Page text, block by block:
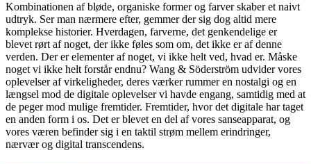
Kombinationen af bløde, organiske former og farver skaber et naivt
udtryk. Ser man nærmere efter, gemmer der sig dog altid mere
komplekse historier. Hverdagen, farverne, det genkendelige er
blevet rørt af noget, der ikke føles som om, det ikke er af denne
verden. Der er elementer af noget, vi ikke helt ved, hvad er. Måske
noget vi ikke helt forstår endnu? Wang & Söderström udvider vores
oplevelser af virkeligheder, deres værker rummer en nostalgi og en
længsel mod de digitale oplevelser vi havde engang, samtidig med at
de peger mod mulige fremtider. Fremtider, hvor det digitale har taget
en anden form i os. Det er blevet en del af vores sanseapparat, og
vores væren befinder sig i en taktil strøm mellem erindringer,
nærvær og digital transcendens.